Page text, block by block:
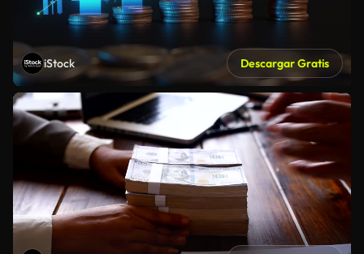
iStock Descargar Gratis